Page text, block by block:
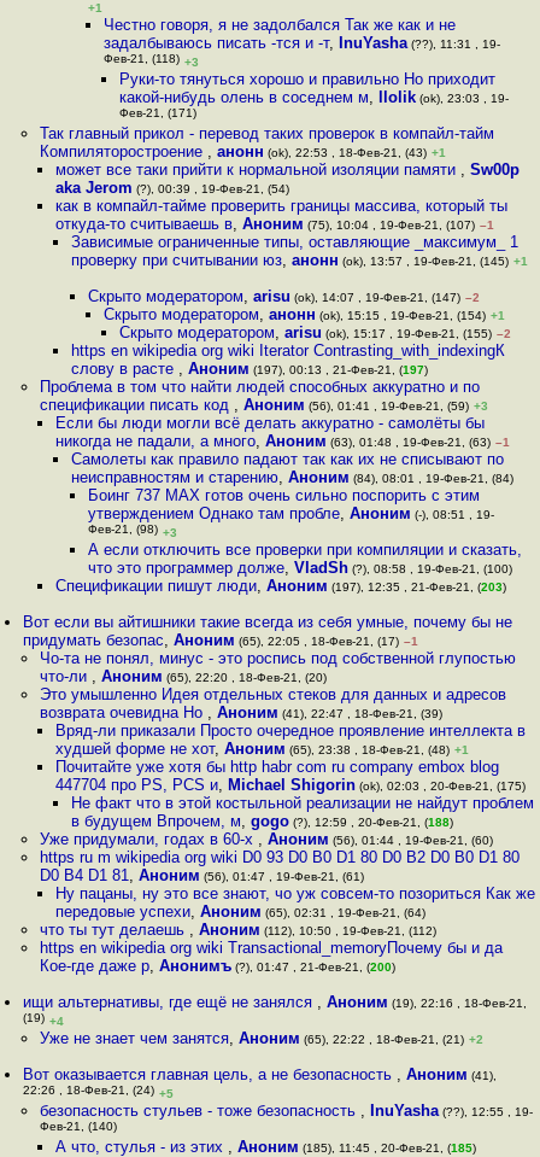
+1
Честно говоря, я не задолбался Так же как и не
задалбываюсь писать -тся и -т, InuYasha(??), 11:31 , 19-
Фев-21, (118) +3
Руки-то тянуться хорошо и правильно Но приходит
какой-нибудь олень в соседнем м, llolik (ok), 23:03 , 19-
Фев-21, (171)
Так главный прикол - перевод таких проверок в компайл-тайм
Компиляторостроение , анонн (ok), 22:53 , 18-Фев-21, (43) +1
может все таки прийти к нормальной изоляции памяти , Sw00p
aka Jerom (?), 00:39 , 19-Фев-21, (54)
как в компайл-тайме проверить границы массива, который ты
откуда-то считываешь в, Аноним (75), 10:04 , 19-Фев-21, (107) –1
Зависимые ограниченные типы, оставляющие _максимум_ 1
проверку при считывании юз,анонн (ok), 13:57 , 19-Фев-21, (145) +1
Скрыто модератором, arisu (ok), 14:07 , 19-Фев-21, (147) –2
Скрыто модератором, анонн (ok), 15:15 , 19-Фев-21, (154) +1
Скрыто модератором,arisu (ok), 15:17 , 19-Фев-21, (155) –2
https en wikipedia org wiki Iterator Contrasting_with_indexingК
слову в расте ,Аноним (197), 00:13 , 21-Фев-21, (197)
Проблема в том что найти людей способных аккуратно и по
спецификации писать код , Аноним (56), 01:41 , 19-Фев-21, (59) +3
Если бы люди могли всё делать аккуратно - самолёты бы
никогда не падали, а много, Аноним (63), 01:48 , 19-Фев-21, (63) –1
Самолеты как правило падают так как их не списывают по
неисправностям и старению,Аноним (84), 08:01 , 19-Фев-21, (84)
Боинг 737 MAX готов очень сильно поспорить с этим
утверждением Однако там пробле, Аноним (-), 08:51 , 19-
Фев-21, (98) +3
А если отключить все проверки при компиляции и сказать,
что это программер долже, VladSh(?), 08:58 , 19-Фев-21, (100)
Спецификации пишут люди, Аноним (197), 12:35 , 21-Фев-21, (203)
Вот если вы айтишники такие всегда из себя умные, почему бы не
придумать безопас,Аноним (65), 22:05 , 18-Фев-21, (17) –1
Чо-та не понял, минус - это роспись под собственной глупостью
что-ли , Аноним (65), 22:20 , 18-Фев-21, (20)
Это умышленно Идея отдельных стеков для данных и адресов
возврата очевидна Но , Аноним (41), 22:47 , 18-Фев-21, (39)
Вряд-ли приказали Просто очередное проявление интеллекта в
худшей форме не хот, Аноним (65), 23:38 , 18-Фев-21, (48) +1
Почитайте уже хотя бы http habr com ru company embox blog
447704 про PS, PCS и, Michael Shigorin(ok), 02:03 , 20-Фев-21, (175)
Не факт что в этой костыльной реализации не найдут проблем
в будущем Впрочем, м,gogo (?), 12:59 , 20-Фев-21, (188)
Уже придумали, годах в 60-х , Аноним (56), 01:44 , 19-Фев-21, (60)
https ru m wikipedia org wiki D0 93 D0 B0 D1 80 D0 B2 D0 B0 D1 80
D0 B4 D1 81, Аноним (56), 01:47 , 19-Фев-21, (61)
Ну пацаны, ну это все знают, чо уж совсем-то позориться Как же
передовые успехи, Аноним (65), 02:31 , 19-Фев-21, (64)
что ты тут делаешь , Аноним (112), 10:50 , 19-Фев-21, (112)
https en wikipedia org wiki Transactional_memoryПочему бы и да
Кое-где даже р, Анонимъ(?), 01:47 , 21-Фев-21, (200)
ищи альтернативы, где ещё не занялся ,Аноним (19), 22:16 , 18-Фев-21,
(19) +4
Уже не знает чем занятся, Аноним (65), 22:22 , 18-Фев-21, (21) +2
Вот оказывается главная цель, а не безопасность ,Аноним (41),
22:26 , 18-Фев-21, (24) +5
безопасность стульев - тоже безопасность , InuYasha(??), 12:55 , 19-
Фев-21, (140)
А что, стулья - из этих , Аноним (185), 11:45 , 20-Фев-21, (185)